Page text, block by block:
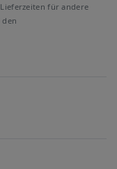
für andere